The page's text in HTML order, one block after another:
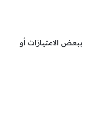
ببعض الامتيازات أو